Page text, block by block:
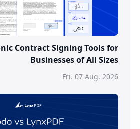
Contract Signing Tools for
Businesses of All Sizes
Fri. 07 Aug. 2026